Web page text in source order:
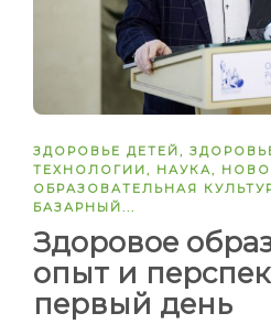
ЗДОРОВЬЕ ДЕТЕЙ,
ТЕХНОЛОГИИ, НАУКА,
ОБРАЗОВАТЕЛЬНАЯ
БАЗАРНЫЙ...
Здоровое
опыт и
первый день